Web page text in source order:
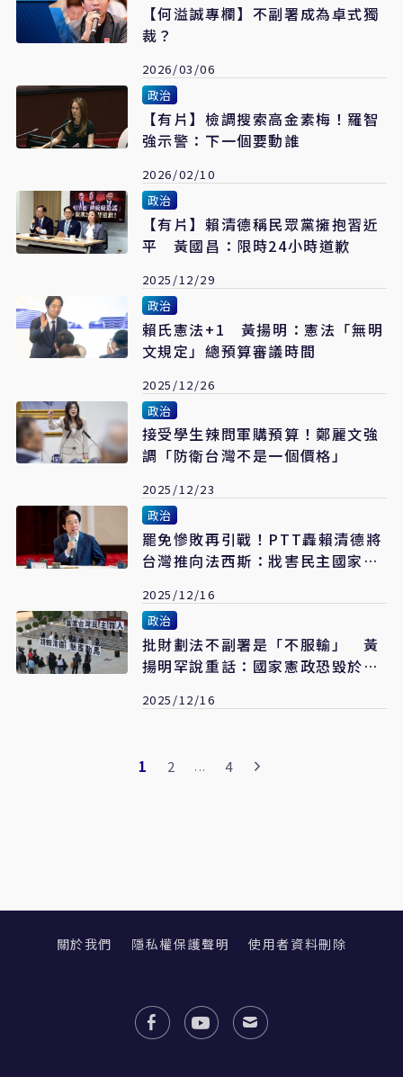
【何溢誠專欄】不副署成為卓式獨
裁？
2026/03/06
政治
【有片】檢調搜索高金素梅！羅智
強示警：下一個要動誰
2026/02/10
政治
【有片】賴清德稱民眾黨擁抱習近
平 黃國昌：限時24小時道歉
2025/12/29
政治
賴氏憲法+1 黃揚明：憲法「無明
文規定」總預算審議時間
2025/12/26
政治
接受學生辣問軍購預算！鄭麗文強
調「防衛台灣不是一個價格」
2025/12/23
政治
罷免慘敗再引戰！PTT轟賴清德將
台灣推向法西斯：戕害民主國家精
2025/12/16
政治
批財劃法不副署是「不服輸」 黃
揚明罕說重話：國家憲政恐毀於一
2025/12/16
1 2 ... 4
關於我們 隱私權保護聲明 使用者資料刪除